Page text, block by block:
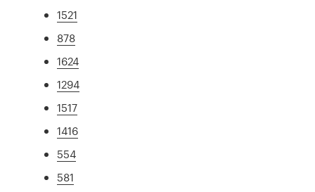
1521
878
1624
1294
1517
1416
554
581